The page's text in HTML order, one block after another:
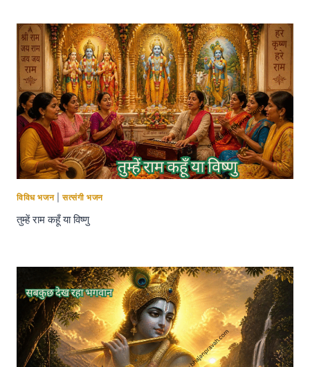
विविध भजन|सत्संगी भजन
तुम्हें राम कहूँ या विष्णु